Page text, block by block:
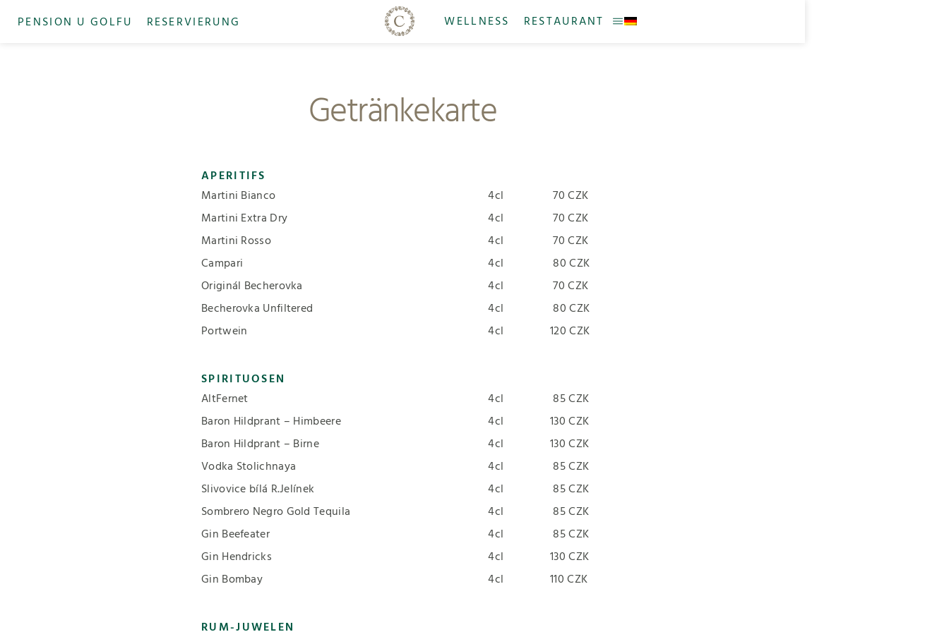
PENSION U GOLFU RESERVIERUNG WELLNESS RESTAURANT
Getränkekarte
APERITIFS
Martini Bianco
4cl
70 CZK
Martini Extra Dry
4cl
70 CZK
Martini Rosso
4cl
70 CZK
Campari
4cl
80 CZK
Originál Becherovka
4cl
70 CZK
Becherovka Unfiltered
4cl
80 CZK
Portwein
4cl 120 CZK
SPIRITUOSEN
AltFernet
4cl
85 CZK
Baron Hildprant – Himbeere
4cl
130 CZK
Baron Hildprant – Birne
4cl
130 CZK
Vodka Stolichnaya
4cl
85 CZK
Slivovice bílá R.Jelínek
4cl
85 CZK
Sombrero Negro Gold Tequila
4cl
85 CZK
Gin Beefeater
4cl
85 CZK
Gin Hendricks
4cl
130 CZK
Gin Bombay
4cl 110 CZK
RUM-JUWELEN